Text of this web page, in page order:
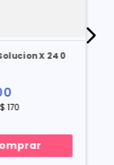
X 240
$ 170